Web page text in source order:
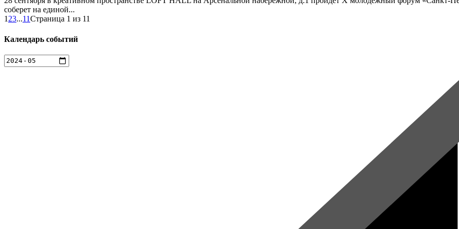
соберет на единой...
1 23...11Страница 1 из 11
Календарь событий